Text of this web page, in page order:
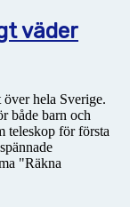
väder
hela Sverige.
både barn och
teleskop för första
"Räkna